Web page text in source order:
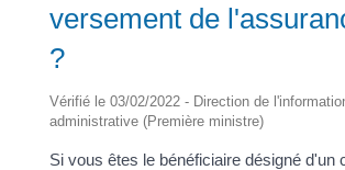
versement de
?
Vérifié le 03/02/2022 - Direction de
administrative (Première ministre)
Si vous êtes le bénéficiaire désigné d'un